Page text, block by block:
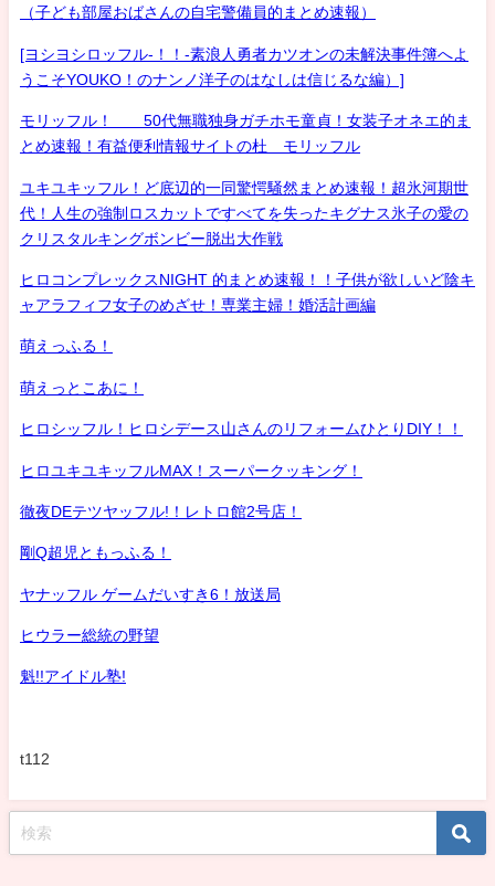
（子ども部屋おばさんの自宅警備員的まとめ速報）
[ヨシヨシロッフル-！！-素浪人勇者カツオンの未解決事件簿へよ
うこそYOUKO！のナンノ洋子のはなしは信じるな編）]
モリッフル！ 50代無職独身ガチホモ童貞！女装子オネエ的ま
とめ速報！有益便利情報サイトの杜 モリッフル
ユキユキッフル！ど底辺的一同驚愕騒然まとめ速報！超氷河期世
代！人生の強制ロスカットですべてを失ったキグナス氷子の愛の
クリスタルキングボンビー脱出大作戦
ヒロコンプレックスNIGHT 的まとめ速報！！子供が欲しいど陰キ
ャアラフィフ女子のめざせ！専業主婦！婚活計画編
萌えっふる！
萌えっとこあに！
ヒロシッフル！ヒロシデース山さんのリフォームひとりDIY！！
ヒロユキユキッフルMAX！スーパークッキング！
徹夜DEテツヤッフル!！レトロ館2号店！
剛Q超児ともっふる！
ヤナッフル ゲームだいすき6！放送局
ヒウラー総統の野望
魁!!アイドル塾!
t112